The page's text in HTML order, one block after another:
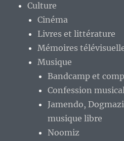
Culture
Cinéma
Livres et littérature
Mémoires
Musique
Bandcamp et
Confession
Jamendo,
musique libre
Noomiz